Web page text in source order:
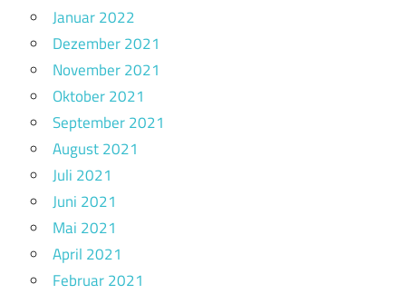
Januar 2022
Dezember 2021
November 2021
Oktober 2021
September 2021
August 2021
Juli 2021
Juni 2021
Mai 2021
April 2021
Februar 2021